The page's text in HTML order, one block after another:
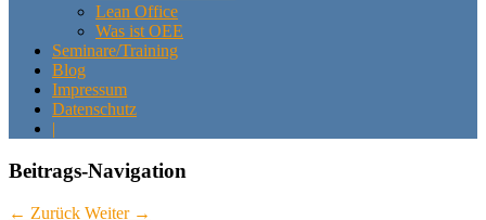
Lean Office
Was ist OEE
Seminare/Training
Blog
Impressum
Datenschutz
|
Beitrags-Navigation
← Zurück Weiter →